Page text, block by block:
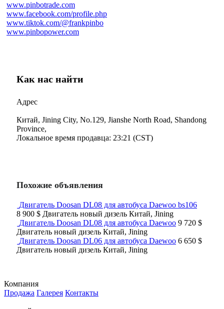
www.pinbotrade.com
www.facebook.com/profile.php
www.tiktok.com/@frankpinbo
www.pinbopower.com
Как нас найти
Адрес
Китай, Jining City, No.129, Jianshe North Road, Shandong
Province,
Локальное время продавца: 23:21 (CST)
Похожие объявления
Двигатель Doosan DL08 для автобуса Daewoo bs106
8 900 $ Двигатель новый дизель Китай, Jining
Двигатель Doosan DL08 для автобуса Daewoo 9 720 $
Двигатель новый дизель Китай, Jining
Двигатель Doosan DL06 для автобуса Daewoo 6 650 $
Двигатель новый дизель Китай, Jining
Компания
Продажа Галерея Контакты